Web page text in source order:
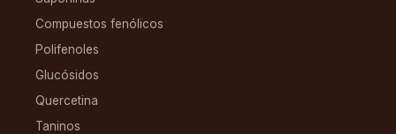
Compuestos fenólicos
Polifenoles
Glucósidos
Quercetina
Taninos